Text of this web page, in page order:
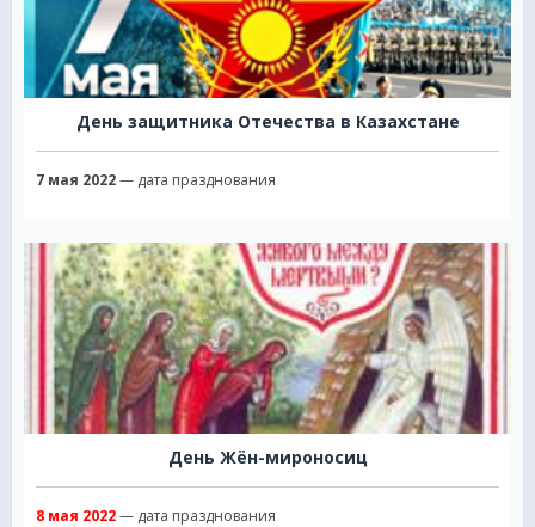
День защитника Отечества в Казахстане
7 мая 2022— дата празднования
День Жён-мироносиц
8 мая 2022— дата празднования